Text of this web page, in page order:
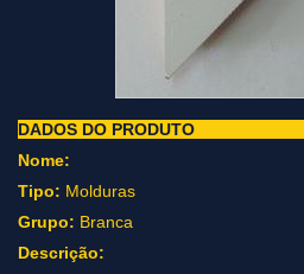
DADOS DO PRODUTO
Nome:
Tipo: Molduras
Grupo: Branca
Descrição: